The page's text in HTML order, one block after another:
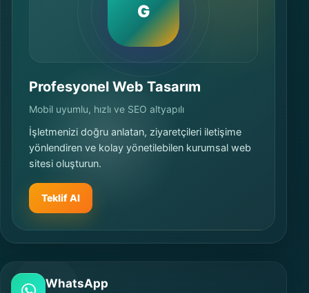
G
Profesyonel Web Tasarım
Mobil uyumlu, hızlı ve SEO altyapılı
İşletmenizi doğru anlatan, ziyaretçileri iletişime
yönlendiren ve kolay yönetilebilen kurumsal web
sitesi oluşturun.
Teklif Al
WhatsApp